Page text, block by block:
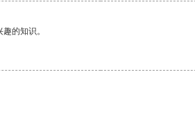
的知识。